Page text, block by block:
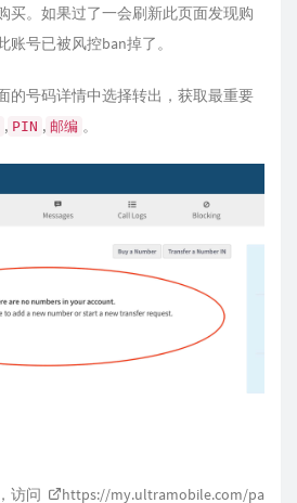
买。如果过了一会刷新此页面发现购
号已被风控ban掉了。
的号码详情中选择转出，获取最重要
, PIN , 邮编 。
访问 https://my.ultramobile.com/pa